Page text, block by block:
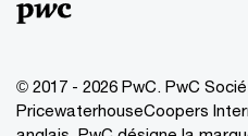
© 2017 - 2026 PwC. PwC
PricewaterhouseCoopers